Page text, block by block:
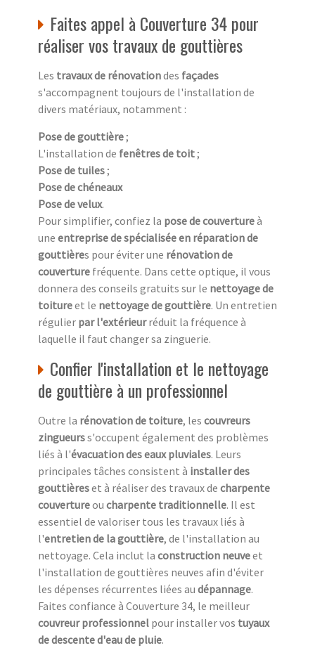
Faites appel à Couverture 34 pour
réaliser vos travaux de gouttières
Les travaux de rénovationdes façades
s'accompagnent toujours de l'installation de
divers matériaux, notamment :
Pose de gouttière ;
L'installation de fenêtres de toit ;
Pose de tuiles ;
Pose de chéneaux
Pose de velux.
Pour simplifier, confiez la pose de couvertureà
une entreprise de spécialisée en réparation de
gouttières pour éviter une rénovation de
couverture fréquente. Dans cette optique, il vous
donnera des conseils gratuits sur le nettoyage de
toitureet le nettoyage de gouttière. Un entretien
régulier par l'extérieurréduit la fréquence à
laquelle il faut changer sa zinguerie.
Confier l'installation et le nettoyage
de gouttière à un professionnel
Outre la rénovation de toiture, les couvreurs
zingueurss'occupent également des problèmes
liés à l'évacuation des eaux pluviales. Leurs
principales tâches consistent à installer des
gouttièreset à réaliser des travaux de charpente
couvertureou charpente traditionnelle. Il est
essentiel de valoriser tous les travaux liés à
l'entretien de la gouttière, de l'installation au
nettoyage. Cela inclut la construction neuveet
l'installation de gouttières neuves afin d'éviter
les dépenses récurrentes liées au dépannage.
Faites confiance à Couverture 34, le meilleur
couvreur professionnel pour installer vos tuyaux
de descente d'eau de pluie.